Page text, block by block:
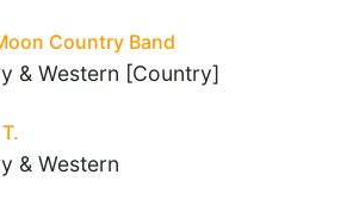
Country Band
& Western [Country]
& Western